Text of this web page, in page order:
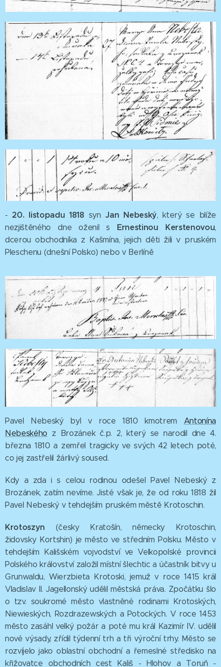
- 20. listopadu 1818 syn Jan Nebeský, který se blíže
nezjištěného dne oženil s Ernestinou Kerstenovou,
dcerou obchodníka z Kašmína, jejich děti žili v pruském
Pleschenu (dnešní Polsko) nebo v Berlíně
Pavel Nebeský byl v roce 1810 kmotrem Antonína
Nebeského z Brozánek č.p. 2, který se narodil dne 4.
března 1810 a zemřel tragicky ve svých 42 letech poté,
co jej zastřelil žárlivý soused.
Kdy a zda i s celou rodinou odešel Pavel Nebeský z
Brozánek, zatím nevíme. Jisté však je, že od roku 1818 žil
Pavel Nebeský v tehdejším pruském městě Krotoschin.
Krotoszyn (česky Kratošín, německy Krotoschin,
židovsky Kortshin) je město ve středním Polsku. Město v
tehdejším Kališském vojvodství ve Velkopolské provincii
Polského království založil místní šlechtic a účastník bitvy u
Grunwaldu, Wierzbieta Krotoski, jemuž v roce 1415 král
Vladislav II. Jagellonský udělil městská práva. Zpočátku šlo
o tzv. soukromé město vlastněné rodinami Krotoských,
Niewieských, Rozdrazewských a Potockých. V roce 1453
město zasáhl velký požár a poté mu král Kazimír IV. udělil
nové výsady, zřídil týdenní trh a tři výroční trhy. Město se
rozvíjelo jako oblastní obchodní a řemeslné středisko na
křižovatce obchodních cest Kališ - Hlohov a Toruň -